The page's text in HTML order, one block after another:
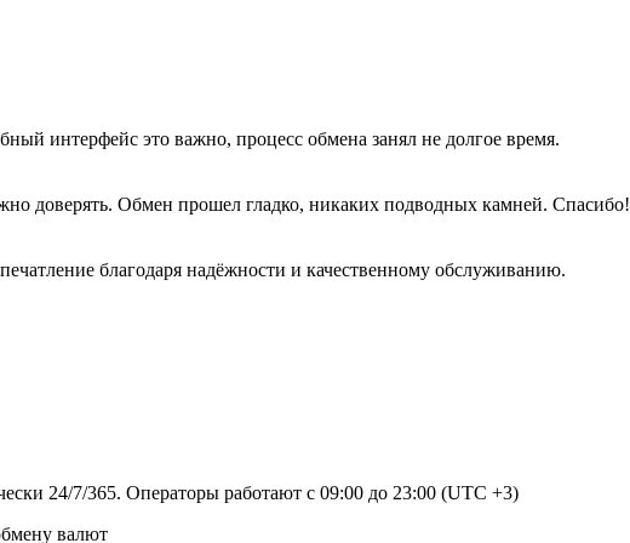
интерфейс это важно, процесс обмена занял не долгое время.
доверять. Обмен прошел гладко, никаких подводных камней. Спасибо!
благодаря надёжности и качественному обслуживанию.
24/7/365. Операторы работают с 09:00 до 23:00 (UTC +3)
валют